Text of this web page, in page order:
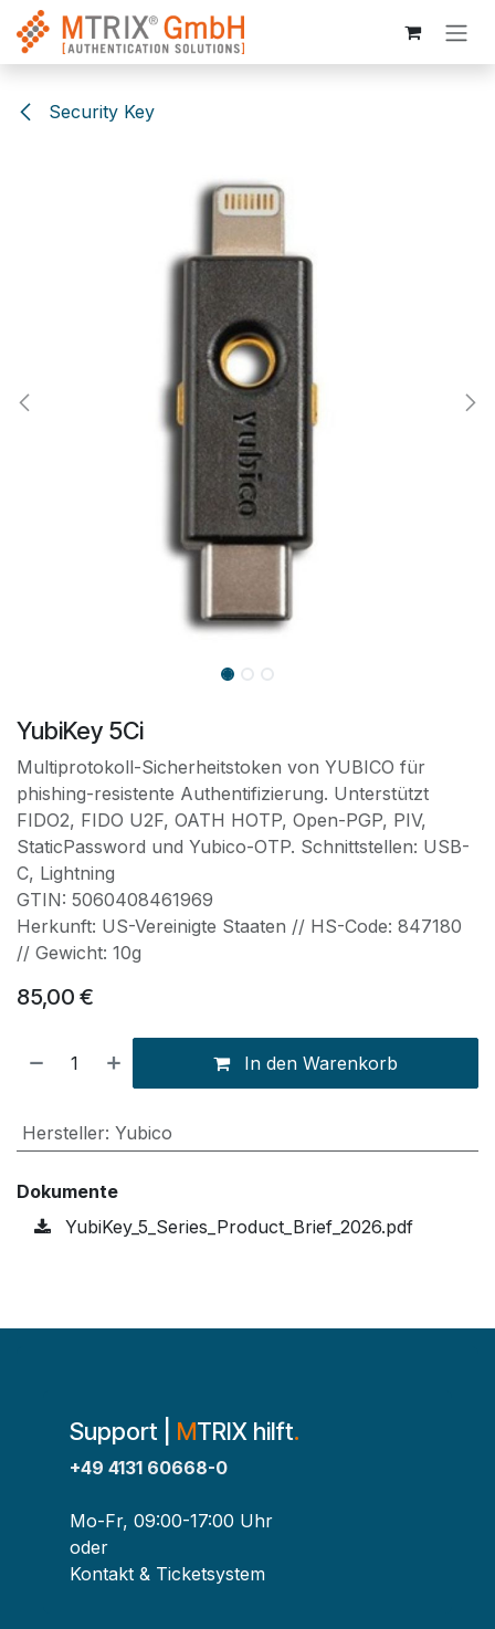
Zum Inhalt springen
Security Key
YubiKey 5Ci
Multiprotokoll-Sicherheitstoken von YUBICO für
phishing-resistente Authentifizierung. Unterstützt
FIDO2, FIDO U2F, OATH HOTP, Open-PGP, PIV,
StaticPassword und Yubico-OTP. Schnittstellen: USB-
C, Lightning
GTIN: 5060408461969
Herkunft: US-Vereinigte Staaten // HS-Code: 847180
// Gewicht: 10g
85,00 €
In den Warenkorb
Hersteller: Yubico
Dokumente
YubiKey_5_Series_Product_Brief_2026.pdf
Support | MTRIX hilft.
+49 4131 60668-0
Mo-Fr, 09:00-17:00 Uhr
oder
Kontakt & Ticketsystem